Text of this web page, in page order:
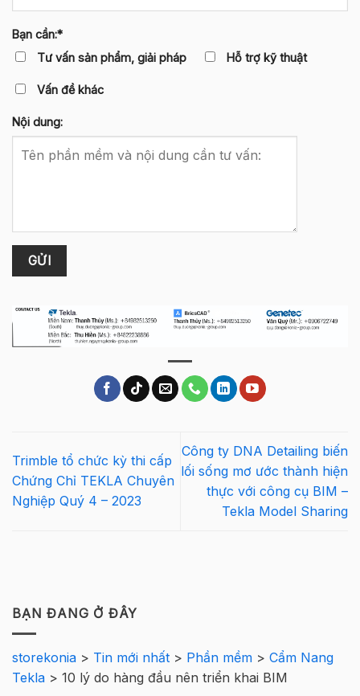
Bạn cần:*
Tư vấn sản phẩm, giải pháp
Hỗ trợ kỹ thuật
Vấn đề khác
Nội dung:
Trimble tổ chức kỳ thi cấp
Chứng Chỉ TEKLA Chuyên
Nghiệp Quý 4 – 2023
Công ty DNA Detailing biến
lối sống mơ ước thành hiện
thực với công cụ BIM –
Tekla Model Sharing
BẠN ĐANG Ở ĐÂY
storekonia > Tin mới nhất > Phần mềm > Cẩm Nang
Tekla > 10 lý do hàng đầu nên triển khai BIM